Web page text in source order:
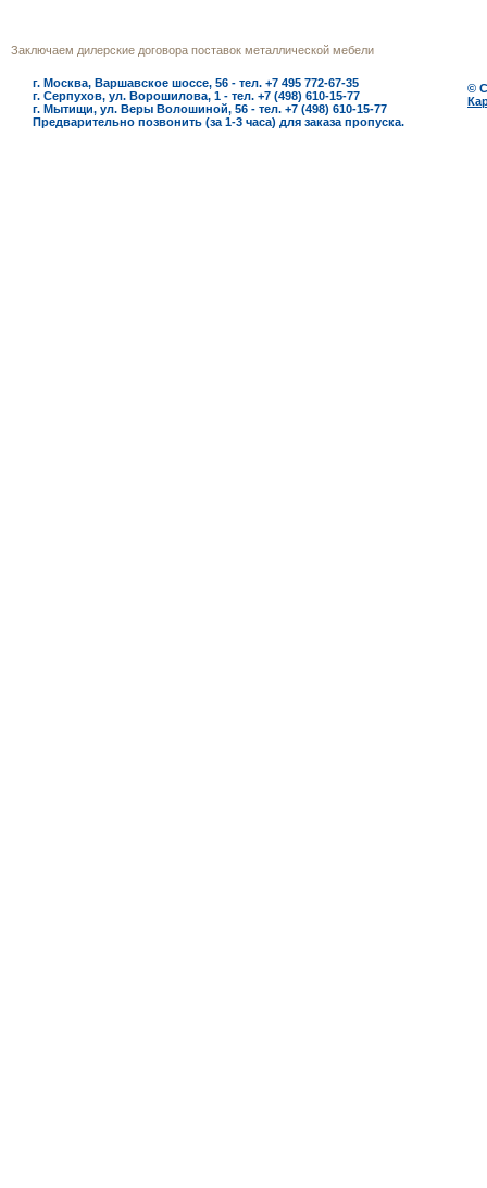
Заключаем дилерские договора поставок металлической мебели
г. Москва, Варшавское шоссе, 56 - тел. +7 495 772-67-35
г. Серпухов, ул. Ворошилова, 1 - тел. +7 (498) 610-15-77
г. Мытищи, ул. Веры Волошиной, 56 - тел. +7 (498) 610-15-77
Предварительно позвонить (за 1-3 часа) для заказа пропуска.
©